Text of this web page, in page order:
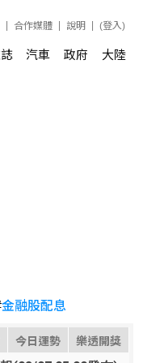
合作媒體 說明 (登入)
汽車 政府 大陸
金融股配息
今日運勢 樂透開獎